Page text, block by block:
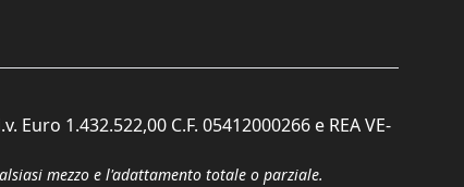
1.432.522,00 C.F. 05412000266 e REA VE-
mezzo e l'adattamento totale o parziale.